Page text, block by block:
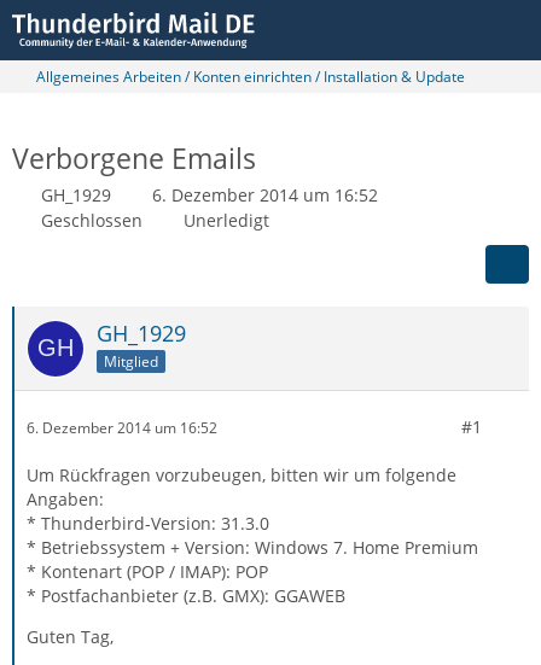
Allgemeines Arbeiten / Konten einrichten / Installation & Update
Verborgene Emails
GH_1929
6. Dezember 2014 um 16:52
Geschlossen
Unerledigt
GH_1929
Mitglied
6. Dezember 2014 um 16:52 #1
Um Rückfragen vorzubeugen, bitten wir um folgende
Angaben:
* Thunderbird-Version: 31.3.0
* Betriebssystem + Version: Windows 7. Home Premium
* Kontenart (POP / IMAP): POP
* Postfachanbieter (z.B. GMX): GGAWEB
Guten Tag,